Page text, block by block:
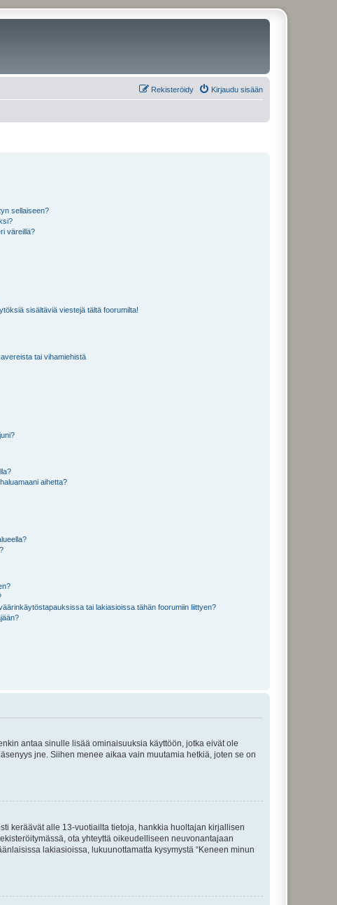
Kirjaudu sisään
Rekisteröidy
sellaiseen?
väreillä?
sisältäviä viestejä tältä foorumilta!
tai vihamiehistä
aihetta?
tai lakiasioissa tähän foorumiin liittyen?
antaa sinulle lisää ominaisuuksia käyttöön, jotka eivät ole
jne. Siihen menee aikaa vain muutamia hetkiä, joten se on
keräävät alle 13-vuotiailta tietoja, hankkia huoltajan kirjallisen
ota yhteyttä oikeudelliseen neuvonantajaan
lakiasioissa, lukuunottamatta kysymystä “Keneen minun